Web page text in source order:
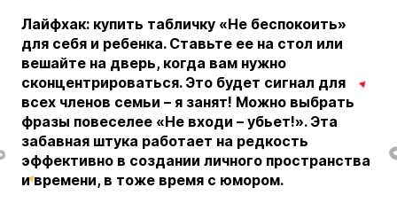
Лайфхак: купить табличку «Не беспокоить»
для себя и ребенка. Ставьте ее на стол или
вешайте на дверь, когда вам нужно
сконцентрироваться. Это будет сигнал для
всех членов семьи – я занят! Можно выбрать
фразы повеселее «Не входи – убьет!». Эта
забавная штука работает на редкость
эффективно в создании личного пространства
и времени, в тоже время с юмором.